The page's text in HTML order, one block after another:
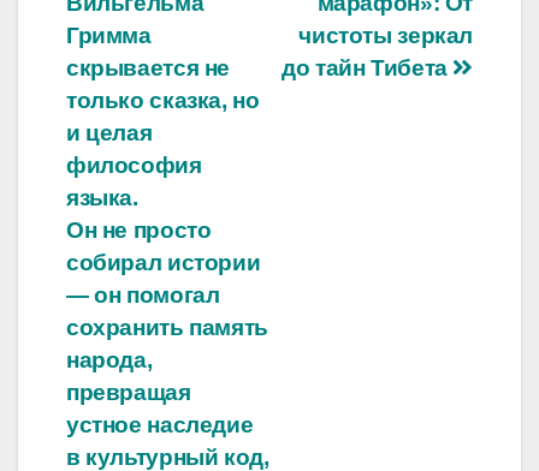
по
записям
чистоты зеркал
до тайн Тибета
Гримма
скрывается не
только сказка, но
и целая
философия
языка.
Он не просто
собирал истории
— он помогал
сохранить память
народа,
превращая
устное наследие
в культурный код,